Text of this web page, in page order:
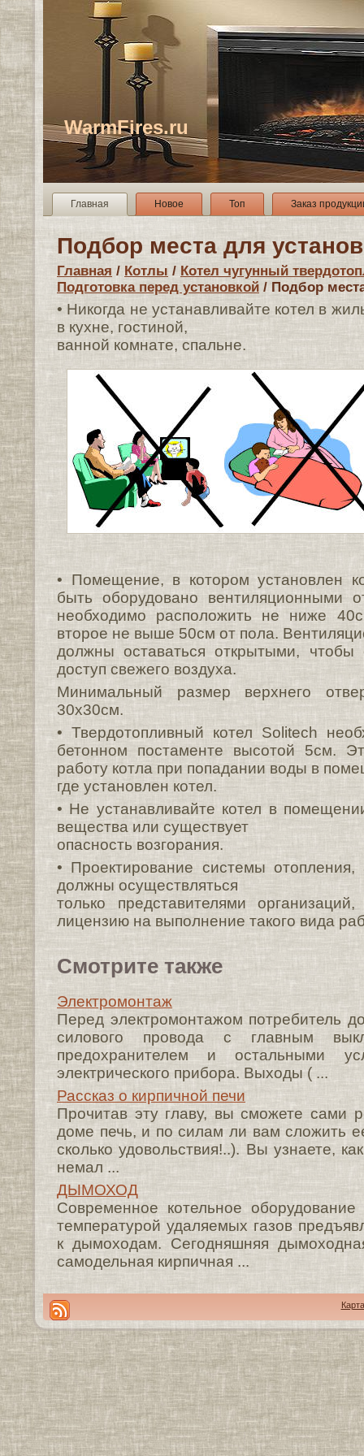
WarmFires.ru
Главная Новое Топ Заказ
Подбор места для
Главная / Котлы / Котел чугунный
Подготовка перед установкой / Подбор
• Никогда не устанавливайте котел в
в кухне, гостиной,
ванной комнате, спальне.
• Помещение, в котором установлен
быть оборудовано вентиляционными
необходимо расположить не ниже
второе не выше 50см от пола.
должны оставаться открытыми, чтобы
доступ свежего воздуха.
Минимальный размер верхнего
30х30см.
• Твердотопливный котел Solitech
бетонном постаменте высотой 5см.
работу котла при попадании воды в
где установлен котел.
• Не устанавливайте котел в
вещества или существует
опасность возгорания.
• Проектирование системы
должны осуществляться
только представителями
лицензию на выполнение такого вида
Смотрите также
Электромонтаж
Перед электромонтажом потребитель
силового провода с главным
предохранителем и остальными
электрического прибора. Выходы ( ...
Рассказ о кирпичной печи
Прочитав эту главу, вы сможете сами
доме печь, и по силам ли вам сложить
сколько удовольствия!..). Вы узнаете,
немал ...
ДЫМОХОД
Современное котельное
температурой удаляемых газов
к дымоходам. Сегодняшняя
самодельная кирпичная ...